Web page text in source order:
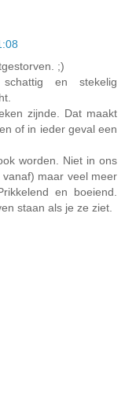
;)
en stekelig
zijnde. Dat maakt
of in ieder geval een
worden. Niet in ons
maar veel meer
en boeiend.
staan als je ze ziet.